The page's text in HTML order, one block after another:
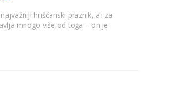
hrišćanski praznik, ali za
mnogo više od toga – on je